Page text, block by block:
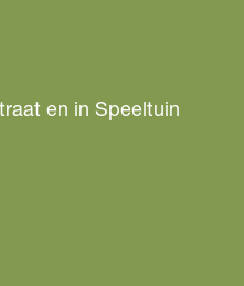
en in Speeltuin